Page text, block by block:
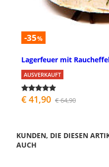
-35%
Lagerfeuer mit
AUSVERKAUFT
€ 41,90 € 64,90
KUNDEN, DIE DIESEN
AUCH